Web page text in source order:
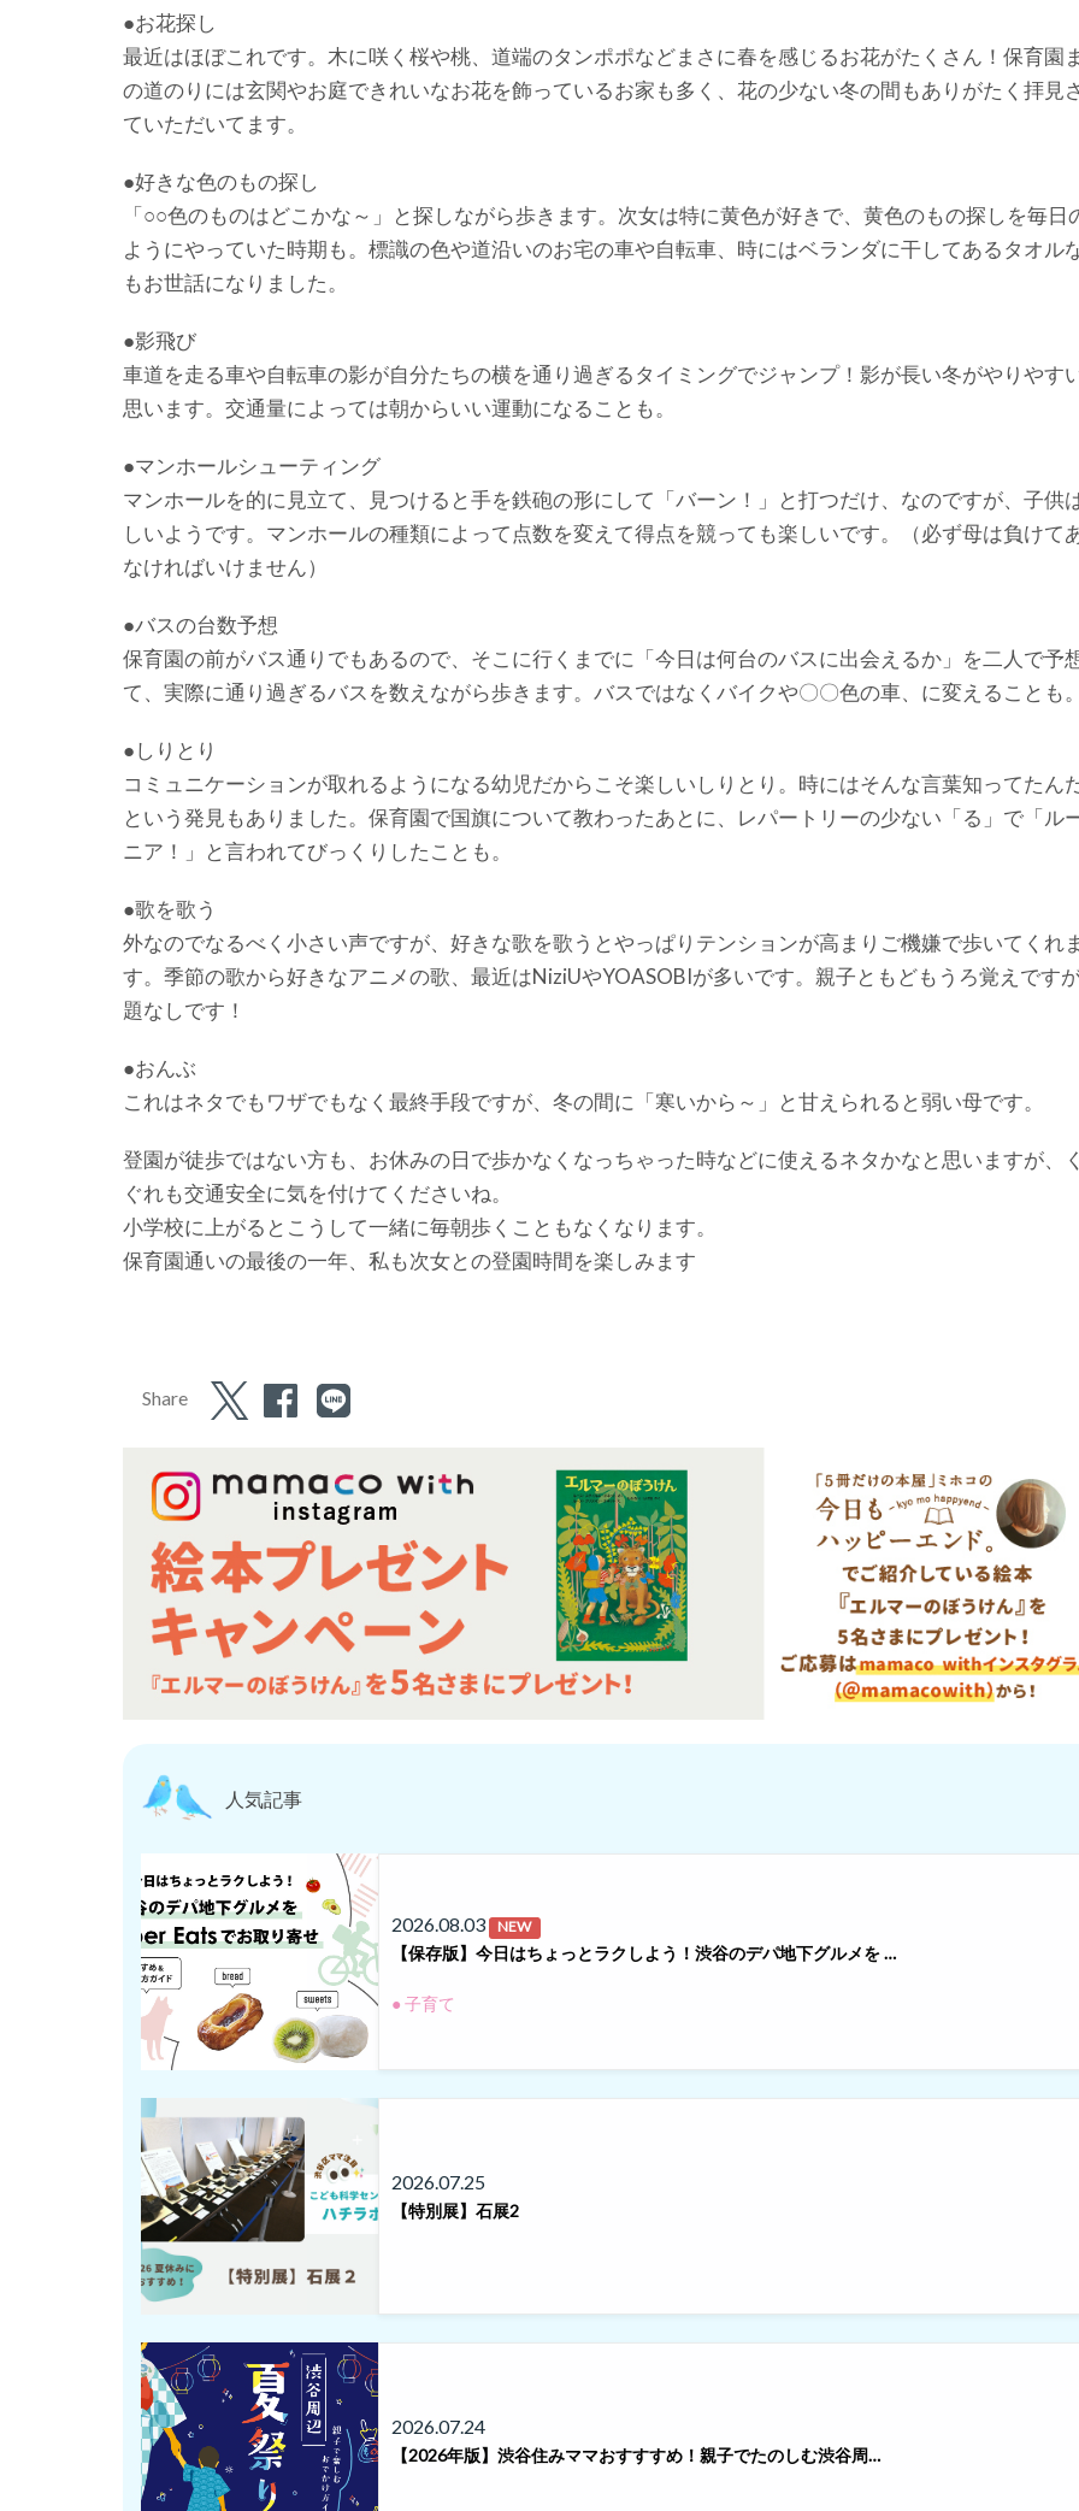
●お花探し
最近はほぼこれです。木に咲く桜や桃、道端のタンポポなどまさに春を感じるお花がたくさん！保育園
の道のりには玄関やお庭できれいなお花を飾っているお家も多く、花の少ない冬の間もありがたく拝見
ていただいてます。
●好きな色のもの探し
「○○色のものはどこかな～」と探しながら歩きます。次女は特に黄色が好きで、黄色のもの探しを毎日
ようにやっていた時期も。標識の色や道沿いのお宅の車や自転車、時にはベランダに干してあるタオル
もお世話になりました。
●影飛び
車道を走る車や自転車の影が自分たちの横を通り過ぎるタイミングでジャンプ！影が長い冬がやりやす
思います。交通量によっては朝からいい運動になることも。
●マンホールシューティング
マンホールを的に見立て、見つけると手を鉄砲の形にして「バーン！」と打つだけ、なのですが、子供
しいようです。マンホールの種類によって点数を変えて得点を競っても楽しいです。（必ず母は負けて
なければいけません）
●バスの台数予想
保育園の前がバス通りでもあるので、そこに行くまでに「今日は何台のバスに出会えるか」を二人で予
て、実際に通り過ぎるバスを数えながら歩きます。バスではなくバイクや〇〇色の車、に変えることも。
●しりとり
コミュニケーションが取れるようになる幼児だからこそ楽しいしりとり。時にはそんな言葉知ってたん
という発見もありました。保育園で国旗について教わったあとに、レパートリーの少ない「る」で「ル
ニア！」と言われてびっくりしたことも。
●歌を歌う
外なのでなるべく小さい声ですが、好きな歌を歌うとやっぱりテンションが高まりご機嫌で歩いてくれま
す。季節の歌から好きなアニメの歌、最近はNiziUやYOASOBIが多いです。親子ともどもうろ覚えです
題なしです！
●おんぶ
これはネタでもワザでもなく最終手段ですが、冬の間に「寒いから～」と甘えられると弱い母です。
登園が徒歩ではない方も、お休みの日で歩かなくなっちゃった時などに使えるネタかなと思いますが、
ぐれも交通安全に気を付けてくださいね。
小学校に上がるとこうして一緒に毎朝歩くこともなくなります。
保育園通いの最後の一年、私も次女との登園時間を楽しみます
Share
人気記事
2026.08.03 NEW
【保存版】今日はちょっとラクしよう！渋谷のデパ地下グルメを …
● 子育て
2026.07.25
【特別展】石展2
2026.07.24
【2026年版】渋谷住みママおすすすめ！親子でたのしむ渋谷周…